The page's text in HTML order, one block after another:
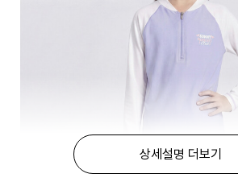
상세설명 더보기